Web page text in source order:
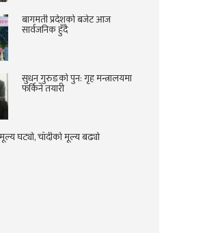
बागमती प्रदेशको बजेट आज
सार्वजनिक हुँदै
सुधन गुरुङको पुन: गृह मन्त्रालयमा
फर्किने तयारी
घट्यो, चाँदीको मूल्य बढ्यो